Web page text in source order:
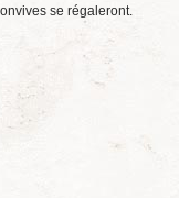
se régaleront.